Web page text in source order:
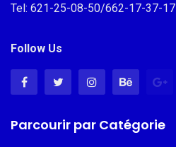
Tel: 621-25-08-50/662-17-37-17
Follow Us
Parcourir par Catégorie